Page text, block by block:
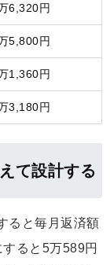
6,320円
5,800円
1,360円
3,180円
て設計する
ると毎月返済額
ると5万589円